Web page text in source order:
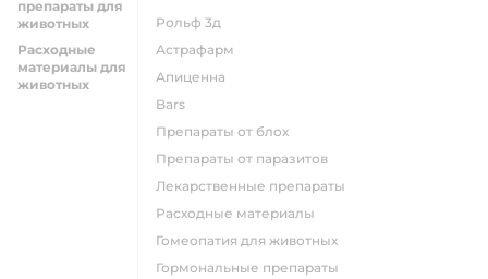
препараты для
животных
Расходные
материалы для
животных
Рольф 3д
Астрафарм
Апиценна
Bars
Препараты от блох
Препараты от паразитов
Лекарственные препараты
Расходные материалы
Гомеопатия для животных
Гормональные препараты